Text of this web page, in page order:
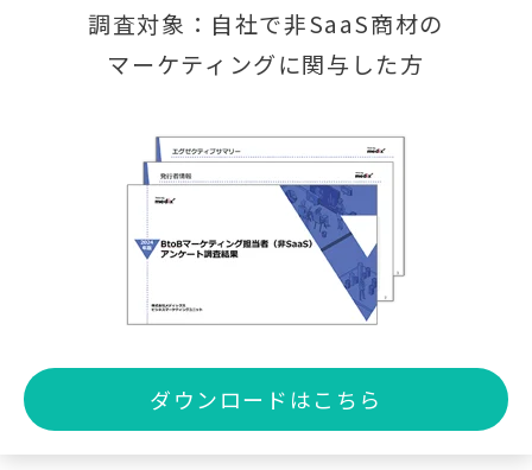
調査対象：自社で非SaaS商材の
マーケティングに関与した方
ダウンロードはこちら